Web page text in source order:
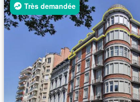
Très demandée